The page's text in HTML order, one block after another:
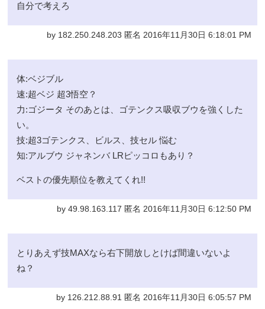
自分で考えろ
by 182.250.248.203 匿名 2016年11月30日 6:18:01 PM
体:ベジブル
速:超ベジ 超3悟空？
力:ゴジータ そのあとは、ゴテンクス吸収ブウを強くした
い。
技:超3ゴテンクス、ビルス、技セル 悩む
知:アルブウ ジャネンバ LRピッコロもあり？
ベストの優先順位を教えてくれ!!
by 49.98.163.117 匿名 2016年11月30日 6:12:50 PM
とりあえず技MAXなら右下開放しとけば間違いないよ
ね？
by 126.212.88.91 匿名 2016年11月30日 6:05:57 PM